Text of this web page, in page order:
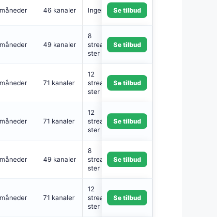
46 kanaler Ingen Se tilbud
49 kanaler
8
streamingtjene
ster
Se tilbud
71 kanaler
12
streamingtjene
ster
Se tilbud
71 kanaler
12
streamingtjene
ster
Se tilbud
49 kanaler
8
streamingtjene
ster
Se tilbud
71 kanaler
12
streamingtjene
ster
Se tilbud